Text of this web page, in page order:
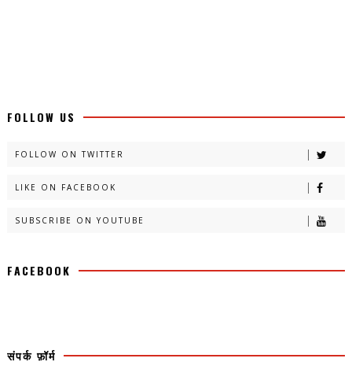
FOLLOW US
FOLLOW ON TWITTER
LIKE ON FACEBOOK
SUBSCRIBE ON YOUTUBE
FACEBOOK
संपर्क फ़ॉर्म